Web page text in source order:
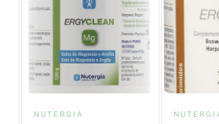
Fournisseur
NUTERGIA